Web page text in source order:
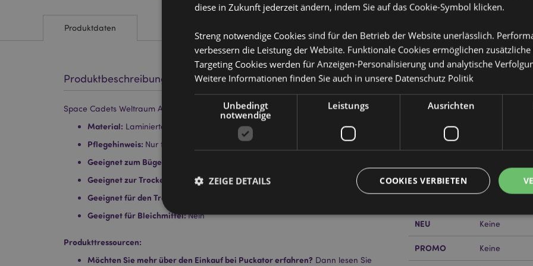
Produktdaten
Produktbeschreibung
Space Cadets Weltraum Astronaut Aufbewahrungstasche mit Reißverschluss
Material: Laminiertes Polypropylen mit Polypropylen-Gurtbandgriffen
Pflegehinweis: Nur feucht abwischen
Geeignet zum Bügeln:
Geeignet zur Trockenreinigung:Nein
Geeignet für den Trockner:
Geeignet für Bleichmittel:Nein
Produkttressourcen:
Möchten Sie mehr über den Einkauf bei Puckator erfahren? Dann lesen Sie
Produktattribute
Mehr
Information
Abmessungen Höhe 48cm
EAN-Nummer
Kartonmenge 100
Gewicht (kg) 0.222000
NEU Keine
PROMO Keine
diese in Zukunft jederzeit ändern, indem Sie auf das Cookie-Symbol klicken.
Streng notwendige Cookies sind für den Betrieb der Website unerlässlich.
verbessern die Leistung der Website. Funktionale Cookies ermöglichen
Targeting Cookies werden für Anzeigen-Personalisierung und analytische
Weitere Informationen finden Sie auch in unsere Datenschutz Politik
Unbedingt
notwendige
Leistungs Ausrichten
COOKIES VERBIETEN
ZEIGE DETAILS
Leistungs Ausrichten Funktions
Streng-notwendige-Cookies ermöglichen Kernfunktionen der Website wie die Benutzeranmeldung und die